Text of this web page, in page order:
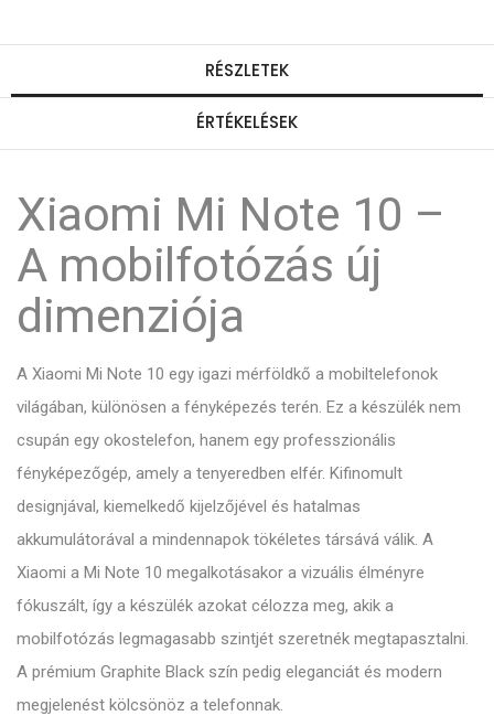
RÉSZLETEK
ÉRTÉKELÉSEK
Xiaomi Mi Note 10 –
A mobilfotózás új
dimenziója
A Xiaomi Mi Note 10 egy igazi mérföldkő a mobiltelefonok
világában, különösen a fényképezés terén. Ez a készülék nem
csupán egy okostelefon, hanem egy professzionális
fényképezőgép, amely a tenyeredben elfér. Kifinomult
designjával, kiemelkedő kijelzőjével és hatalmas
akkumulátorával a mindennapok tökéletes társává válik. A
Xiaomi a Mi Note 10 megalkotásakor a vizuális élményre
fókuszált, így a készülék azokat célozza meg, akik a
mobilfotózás legmagasabb szintjét szeretnék megtapasztalni.
A prémium Graphite Black szín pedig eleganciát és modern
megjelenést kölcsönöz a telefonnak.